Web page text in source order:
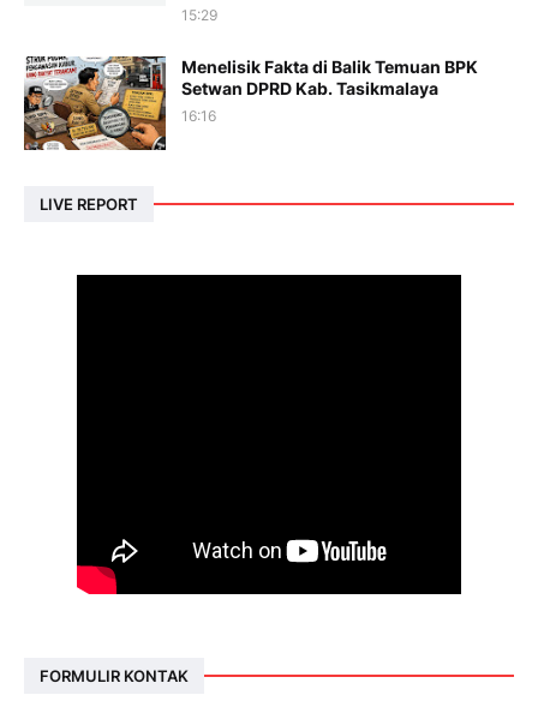
15:29
Menelisik Fakta di Balik Temuan BPK
Setwan DPRD Kab. Tasikmalaya
16:16
LIVE REPORT
FORMULIR KONTAK